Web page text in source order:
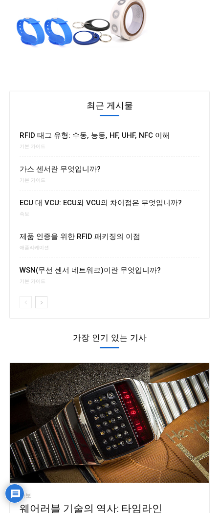
최근 게시물
RFID 태그 유형: 수동, 능동, HF, UHF, NFC 이해
기본 가이드
가스 센서란 무엇입니까?
기본 가이드
ECU 대 VCU: ECU와 VCU의 차이점은 무엇입니까?
속보
제품 인증을 위한 RFID 패키징의 이점
애플리케이션
WSN(무선 센서 네트워크)이란 무엇입니까?
기본 가이드
가장 인기 있는 기사
속보
웨어러블 기술의 역사: 타임라인